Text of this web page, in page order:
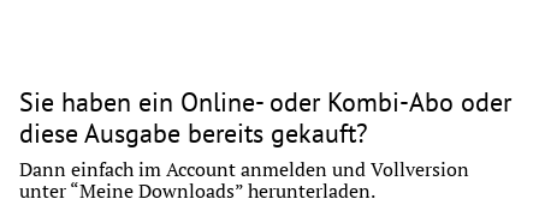
Sie haben ein Online- oder Kombi-Abo oder
diese Ausgabe bereits gekauft?
Dann einfach im Account anmelden und Vollversion
unter “Meine Downloads” herunterladen.